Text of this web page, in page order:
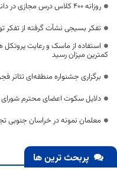
روزانه 400 کلاس درس مجازی در دانشگاه بیرجند برگزار می‌شود
تفکر بسیجی نشأت گرفته از
استفاده از ماسک و رعایت
کمترین میزان رسید
برگزاری جشنواره منطقه‌ای تئاتر
دلایل سکوت اعضای محترم
معلمان نمونه در خراسان جنوبی
پربحث ترین ها